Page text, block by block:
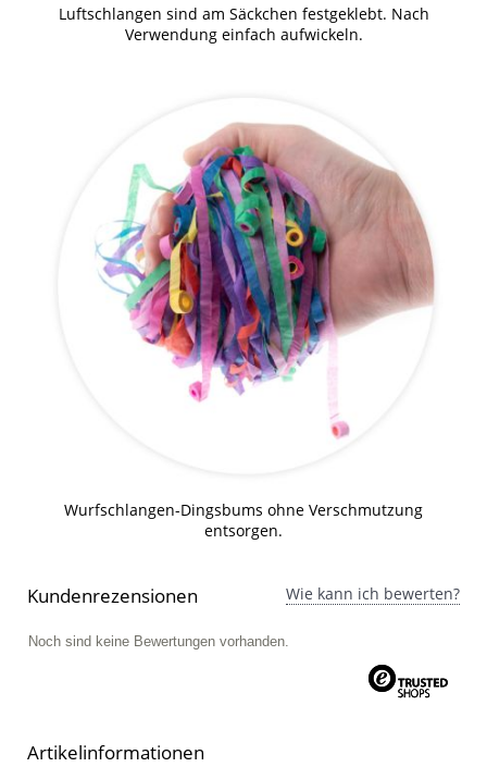
Luftschlangen sind am Säckchen festgeklebt. Nach
Verwendung einfach aufwickeln.
Wurfschlangen-Dingsbums ohne Verschmutzung
entsorgen.
Kundenrezensionen Wie kann ich bewerten?
Noch sind keine Bewertungen vorhanden.
Artikelinformationen